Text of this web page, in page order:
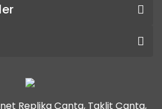
Replika Çanta, Taklit Çanta,